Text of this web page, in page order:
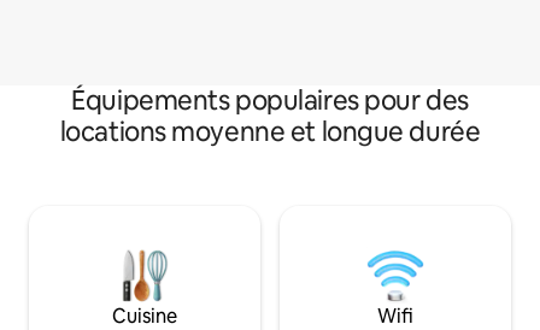
Équipements populaires pour des
locations moyenne et longue durée
Cuisine Wifi